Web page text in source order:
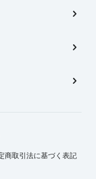
商取引法に基づく表記